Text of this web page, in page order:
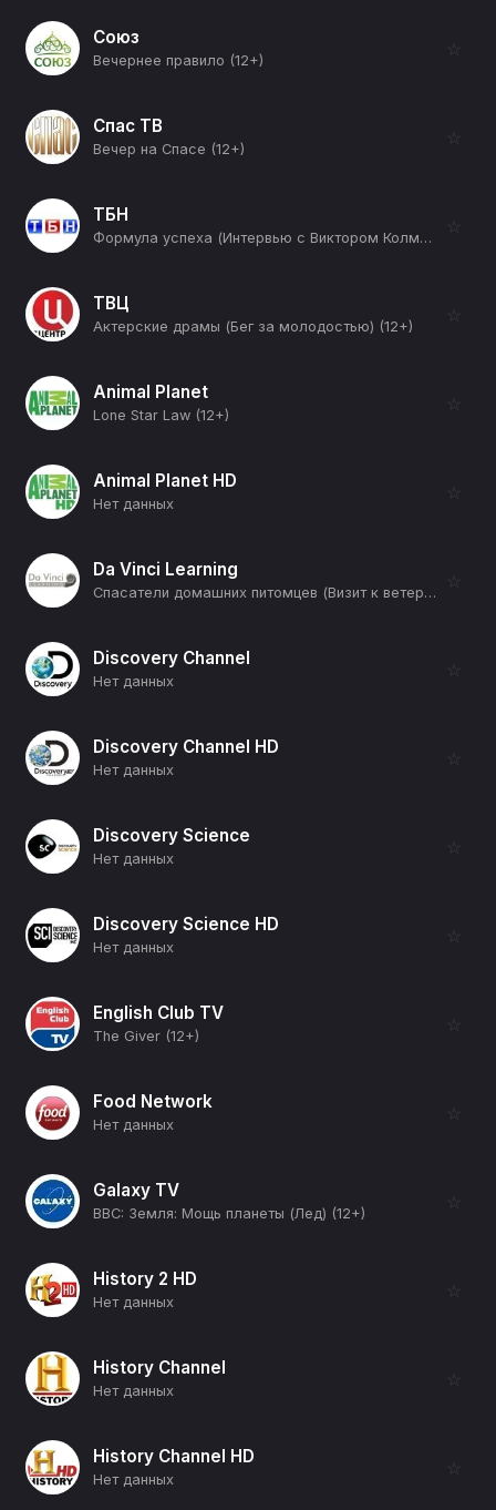
Союз
Вечернее правило (12+)
☆
Спас ТВ
Вечер на Спасе (12+)
☆
ТБН
Формула успеха (Интервью с Виктором Колмыниным) (12+)
☆
ТВЦ
Актерские драмы (Бег за молодостью) (12+)
☆
Animal Planet
Lone Star Law (12+)
☆
Animal Planet HD
Нет данных
☆
Da Vinci Learning
Спасатели домашних питомцев (Визит к ветеринару) (12+)
☆
Discovery Channel
Нет данных
☆
Discovery Channel HD
Нет данных
☆
Discovery Science
Нет данных
☆
Discovery Science HD
Нет данных
☆
English Club TV
The Giver (12+)
☆
Food Network
Нет данных
☆
Galaxy TV
BBC: Земля: Мощь планеты (Лед) (12+)
☆
History 2 HD
Нет данных
☆
History Channel
Нет данных
☆
History Channel HD
Нет данных
☆